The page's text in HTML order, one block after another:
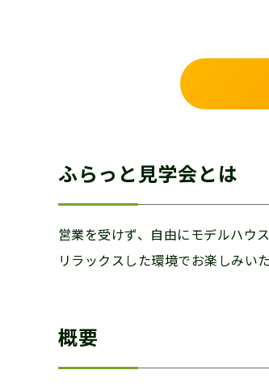
ふらっと見学会とは
営業を受けず、自由にモデルハウ
リラックスした環境でお楽しみいた
概要